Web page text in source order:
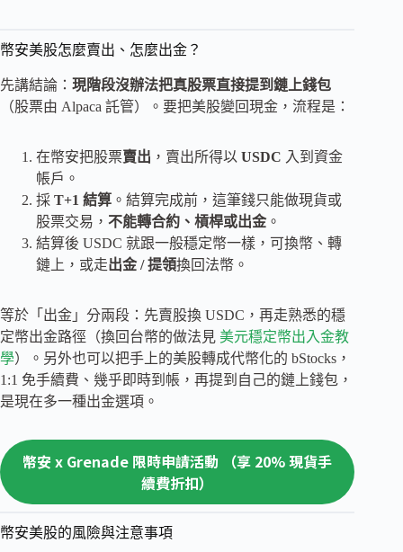
幣安美股怎麼賣出、怎麼出金？
先講結論： 現階段沒辦法把真股票直接提到鏈上錢包
（股票由 Alpaca 託管）。要把美股變回現金，流程是：
在幣安把股票賣出 ，賣出所得以 USDC 入到資金
帳戶。
採 T+1 結算 。結算完成前，這筆錢只能做現貨或
股票交易， 不能轉合約、槓桿或出金 。
結算後 USDC 就跟一般穩定幣一樣，可換幣、轉
鏈上，或走出金 / 提領換回法幣。
等於「出金」分兩段：先賣股換 USDC，再走熟悉的穩
定幣出金路徑（換回台幣的做法見 美元穩定幣出入金教
學）。另外也可以把手上的美股轉成代幣化的 bStocks，
1:1 免手續費、幾乎即時到帳，再提到自己的鏈上錢包，
是現在多一種出金選項。
幣安 x Grenade 限時申請活動 （享 20% 現貨手
續費折扣）
幣安美股的風險與注意事項